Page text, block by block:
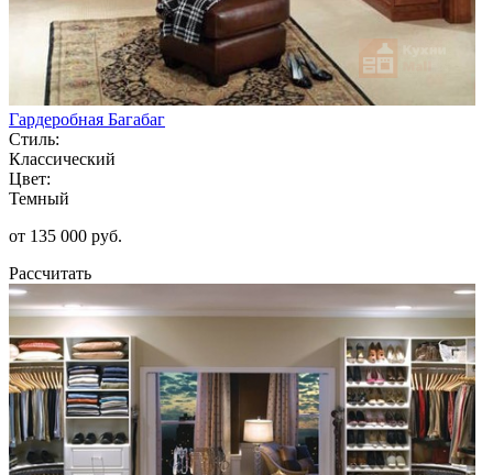
Гардеробная Багабаг
Стиль:
Классический
Цвет:
Темный
от 135 000 руб.
Рассчитать